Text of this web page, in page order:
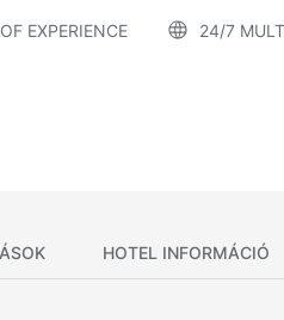
EXPERIENCE 24/7
HOTEL INFORMÁCIÓ